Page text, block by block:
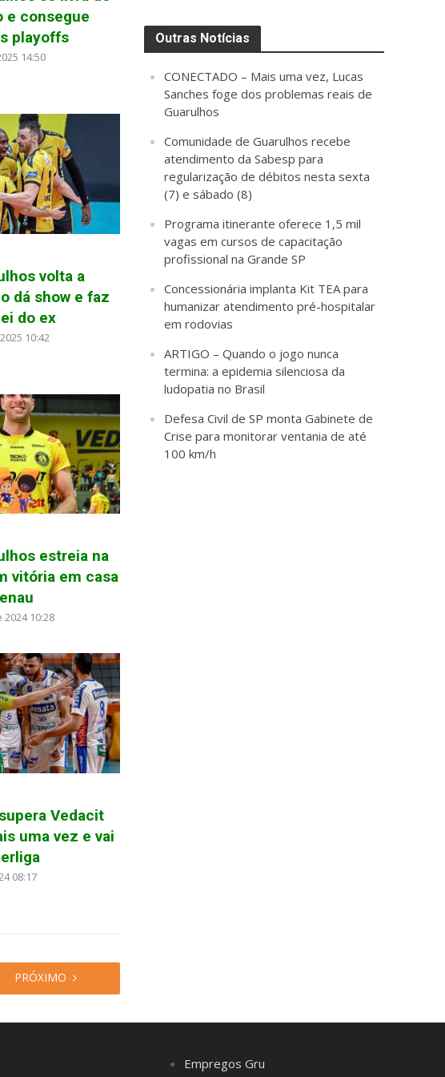
e consegue
playoffs
14:50
volta a
dá show e faz
do ex
10:42
estreia na
vitória em casa
10:28
Vedacit
uma vez e vai
08:17
PRÓXIMO
Outras Notícias
CONECTADO – Mais uma vez, Lucas
Sanches foge dos problemas reais de
Guarulhos
Comunidade de Guarulhos recebe
atendimento da Sabesp para
regularização de débitos nesta sexta
(7) e sábado (8)
Programa itinerante oferece 1,5 mil
vagas em cursos de capacitação
profissional na Grande SP
Concessionária implanta Kit TEA para
humanizar atendimento pré-hospitalar
em rodovias
ARTIGO – Quando o jogo nunca
termina: a epidemia silenciosa da
ludopatia no Brasil
Defesa Civil de SP monta Gabinete de
Crise para monitorar ventania de até
100 km/h
Empregos Gru